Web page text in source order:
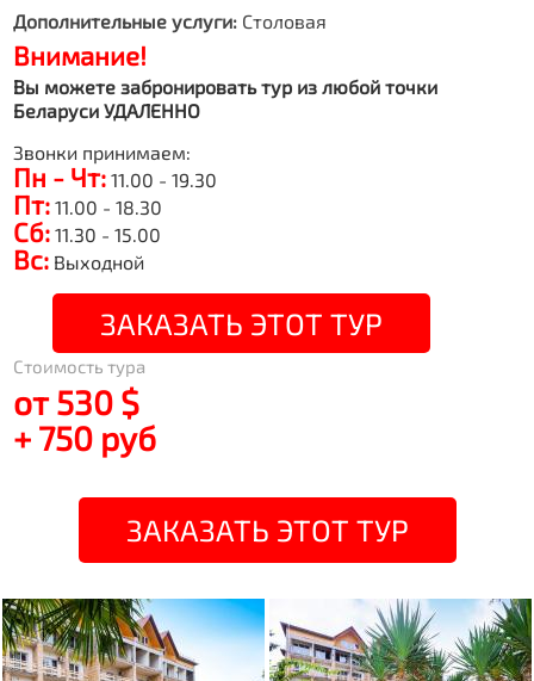
Дополнительные услуги: Столовая
Внимание!
Вы можете забронировать тур из любой точки
Беларуси УДАЛЕННО
Звонки принимаем:
Пн - Чт: 11.00 - 19.30
Пт: 11.00 - 18.30
Сб: 11.30 - 15.00
Вс: Выходной
ЗАКАЗАТЬ ЭТОТ ТУР
Стоимость тура
от 530 $
+ 750 руб
ЗАКАЗАТЬ ЭТОТ ТУР